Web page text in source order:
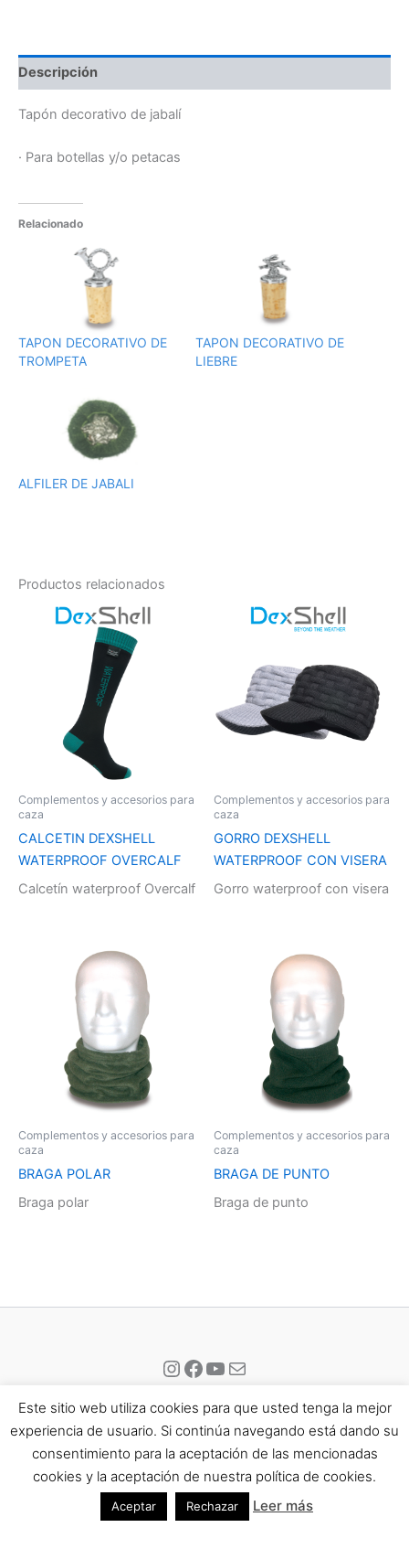
Descripción
Tapón decorativo de jabalí
· Para botellas y/o petacas
Relacionado
TAPON DECORATIVO DE
TROMPETA
TAPON DECORATIVO DE
LIEBRE
ALFILER DE JABALI
Productos relacionados
Complementos y accesorios para
caza
CALCETIN DEXSHELL
WATERPROOF OVERCALF
Calcetín waterproof Overcalf
Complementos y accesorios para
caza
GORRO DEXSHELL
WATERPROOF CON VISERA
Gorro waterproof con visera
Complementos y accesorios para
caza
BRAGA POLAR
Braga polar
Complementos y accesorios para
caza
BRAGA DE PUNTO
Braga de punto
Instagram
Facebook
YouTube
Correo electrónico
Todos los derechos © 2026 Eisport | Funciona gracias aTema
Astra para WordPress
Este sitio web utiliza cookies para que usted tenga la mejor
experiencia de usuario. Si continúa navegando está dando su
consentimiento para la aceptación de las mencionadas
cookies y la aceptación de nuestra política de cookies.
Aceptar Rechazar Leer más